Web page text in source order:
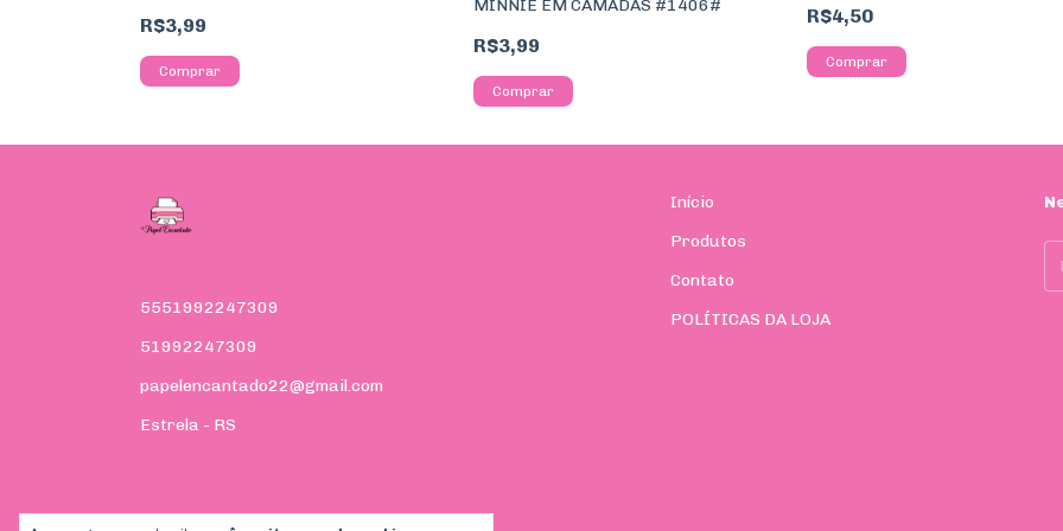
R$3,99
MINNIE EM CAMADAS #1406#
R$3,99
R$4,50
5551992247309
51992247309
papelencantado22@gmail.com
Estrela - RS
Início
Produtos
Contato
POLÍTICAS DA LOJA